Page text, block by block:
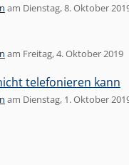
am Dienstag, 8. Oktober
am Freitag, 4. Oktober 2019
telefonieren kann
am Dienstag, 1. Oktober